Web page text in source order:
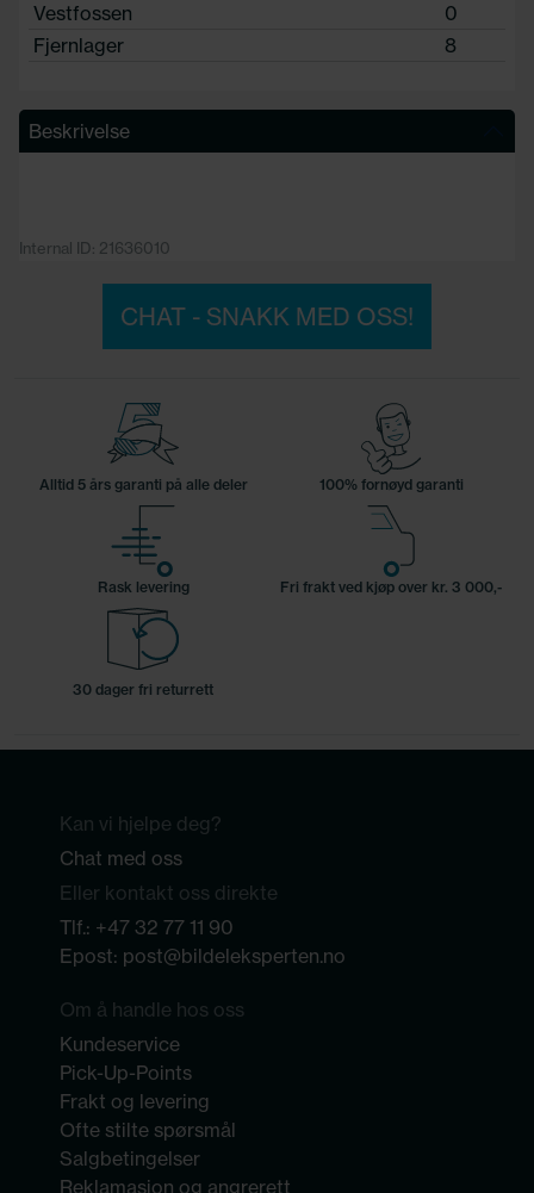
Vestfossen
0
Fjernlager
8
Beskrivelse
Internal ID: 21636010
CHAT - SNAKK MED OSS!
Alltid 5 års garanti på alle deler 100% fornøyd garanti
Rask levering Fri frakt ved kjøp over kr. 3 000,-
30 dager fri returrett
Kan vi hjelpe deg?
Chat med oss
Eller kontakt oss direkte
Tlf.: +47 32 77 11 90
Epost: post@bildeleksperten.no
Om å handle hos oss
Kundeservice
Pick-Up-Points
Frakt og levering
Ofte stilte spørsmål
Salgbetingelser
Reklamasjon og angrerett